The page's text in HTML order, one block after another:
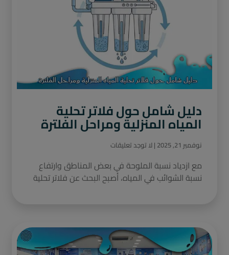
دليل شامل حول فلاتر تحلية
المياه المنزلية ومراحل الفلترة
نوفمبر 21, 2025 لا توجد تعليقات
مع ازدياد نسبة الملوحة في بعض المناطق وارتفاع
نسبة الشوائب في المياه، أصبح البحث عن فلاتر تحلية